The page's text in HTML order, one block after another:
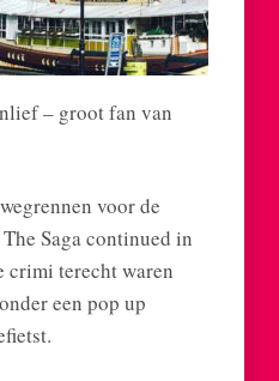
– groot fan van
voor de
Saga continued in
crimi terecht waren
een pop up